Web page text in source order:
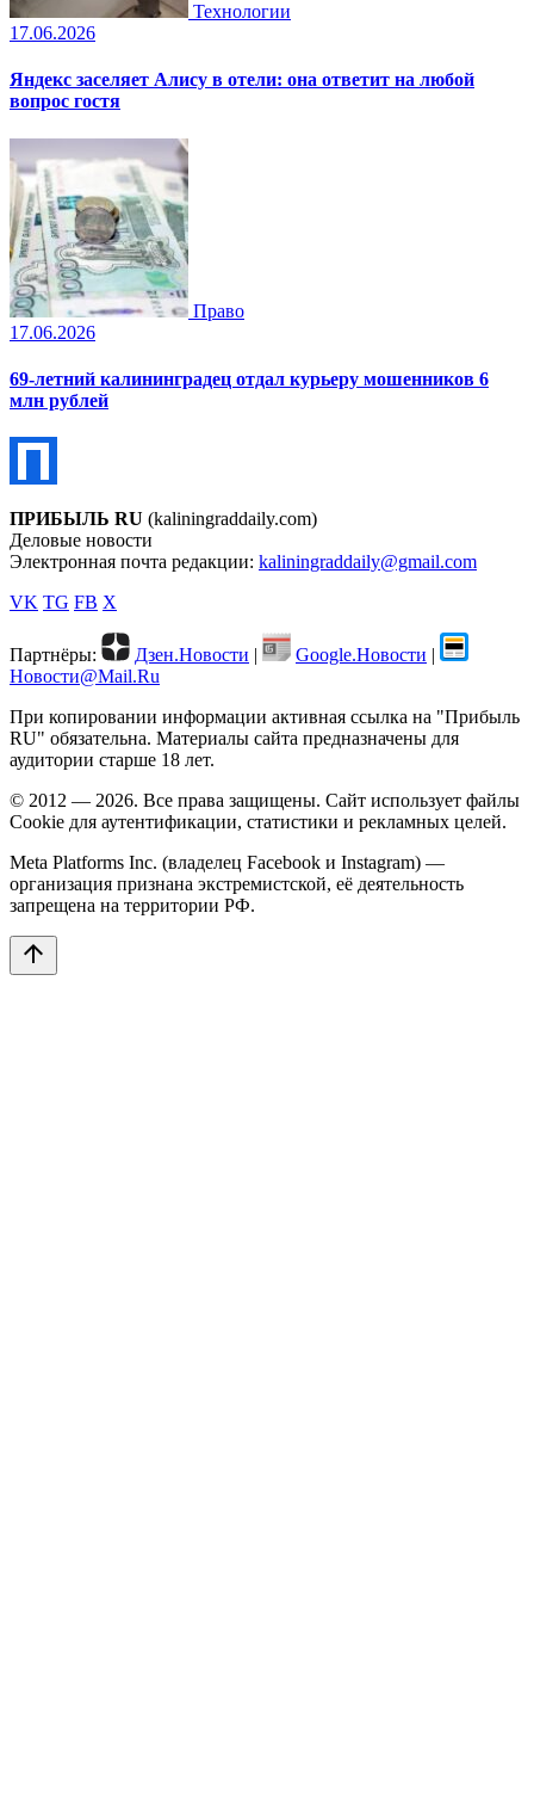
Технологии
17.06.2026
Яндекс заселяет Алису в отели: она ответит на любой
вопрос гостя
Право
17.06.2026
69-летний калининградец отдал курьеру мошенников 6
млн рублей
ПРИБЫЛЬ RU (kaliningraddaily.com)
Деловые новости
Электронная почта редакции: kaliningraddaily@gmail.com
VK TG FB X
Партнёры: Дзен.Новости | Google.Новости |
Новости@Mail.Ru
При копировании информации активная ссылка на "Прибыль
RU" обязательна. Материалы сайта предназначены для
аудитории старше 18 лет.
© 2012 — 2026. Все права защищены. Сайт использует файлы
Cookie для аутентификации, статистики и рекламных целей.
Meta Platforms Inc. (владелец Facebook и Instagram) —
организация признана экстремистской, её деятельность
запрещена на территории РФ.
arrow_upward